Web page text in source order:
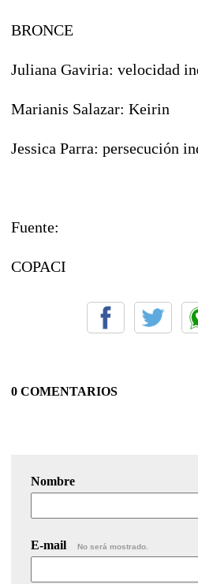
BRONCE
Juliana Gaviria: velocidad
Marianis Salazar: Keirin
Jessica Parra: persecución
Fuente:
COPACI
0 COMENTARIOS
Nombre
E-mail No será mostrado.